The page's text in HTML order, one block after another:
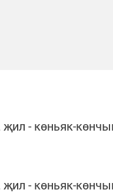
җил - көньяк-
җил - көньяк-